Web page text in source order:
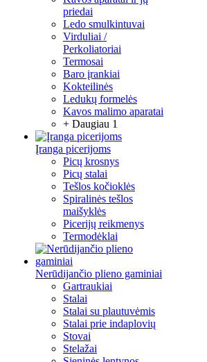
priedai
Ledo smulkintuvai
Virduliai /
Perkoliatoriai
Termosai
Baro įrankiai
Kokteilinės
Ledukų formelės
Kavos malimo aparatai
+ Daugiau 1
Įranga picerijoms
Picų krosnys
Picų stalai
Tešlos kočioklės
Spiralinės tešlos
maišyklės
Picerijų reikmenys
Termodėklai
Nerūdijančio plieno gaminiai
Gartraukiai
Stalai
Stalai su plautuvėmis
Stalai prie indaplovių
Stovai
Stelažai